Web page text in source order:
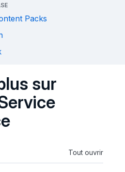
Packs
sur
Tout ouvrir